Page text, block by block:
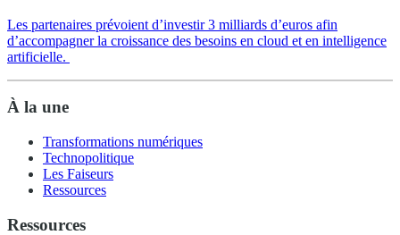
Les partenaires prévoient d’investir 3 milliards d’euros afin
d’accompagner la croissance des besoins en cloud et en intelligence
artificielle.
À la une
Transformations numériques
Technopolitique
Les Faiseurs
Ressources
Ressources